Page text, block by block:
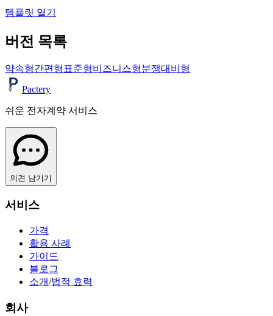
템플릿 열기
버전 목록
약속형간편형표준형비즈니스형분쟁대비형
Pactery
쉬운 전자계약 서비스
의견 남기기
서비스
가격
활용 사례
가이드
블로그
소개/법적 효력
회사